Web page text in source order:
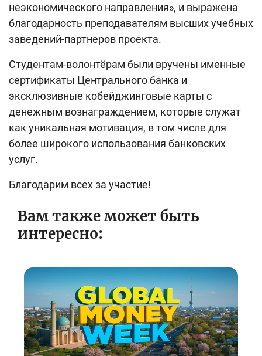
неэкономического направления», и выражена
благодарность преподавателям высших учебных
заведений-партнеров проекта.
Студентам-волонтёрам были вручены именные
сертификаты Центрального банка и
эксклюзивные кобейджинговые карты с
денежным вознаграждением, которые служат
как уникальная мотивация, в том числе для
более широкого использования банковских
услуг.
Благодарим всех за участие!
Вам также может быть
интересно: